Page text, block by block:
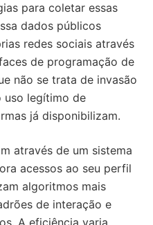
para coletar essas
dados públicos
redes sociais através
de programação de
não se trata de invasão
uso legítimo de
já disponibilizam.
através de um sistema
acessos ao seu perfil
algoritmos mais
de interação e
A eficiência varia